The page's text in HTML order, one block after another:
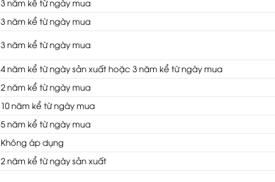
3 năm kể từ ngày mua
3 năm kể từ ngày mua
3 năm kể từ ngày mua
4 năm kể từ ngày sản xuất hoặc 3 năm kể từ ngày mua
2 năm kể từ ngày mua
10 năm kể từ ngày mua
5 năm kể từ ngày mua
Không áp dụng
2 năm kể từ ngày sản xuất